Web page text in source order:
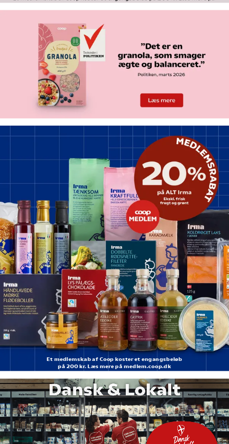
Et medlemskab af Coop koster et engangsbeløb
på 200 kr. Læs mere på medlem.coop.dk